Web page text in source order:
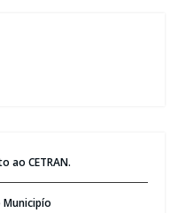
ao CETRAN.
Municipío